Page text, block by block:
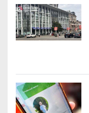
и k